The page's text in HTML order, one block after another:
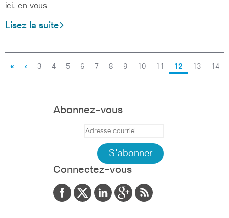
ici, en vous
Lisez la suite
« ‹ 3 4 5 6 7 8 9 10 11 12 13 14
Abonnez-vous
Connectez-vous